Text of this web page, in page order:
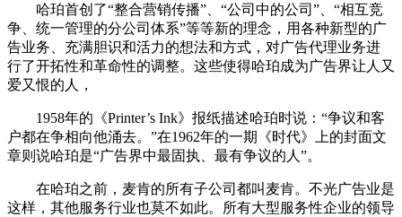
哈珀首创了“整合营销传播”、“公司中的公司”、“相互竞
争、统一管理的分公司体系”等等新的理念，用各种新型的广
告业务、充满胆识和活力的想法和方式，对广告代理业务进
行了开拓性和革命性的调整。这些使得哈珀成为广告界让人又
爱又恨的人，
1958年的《Printer’s Ink》报纸描述哈珀时说：“争议和客
户都在争相向他涌去。”在1962年的一期《时代》上的封面文
章则说哈珀是“广告界中最固执、最有争议的人”。
在哈珀之前，麦肯的所有子公司都叫麦肯。不光广告业是
这样，其他服务行业也莫不如此。所有大型服务性企业的领导